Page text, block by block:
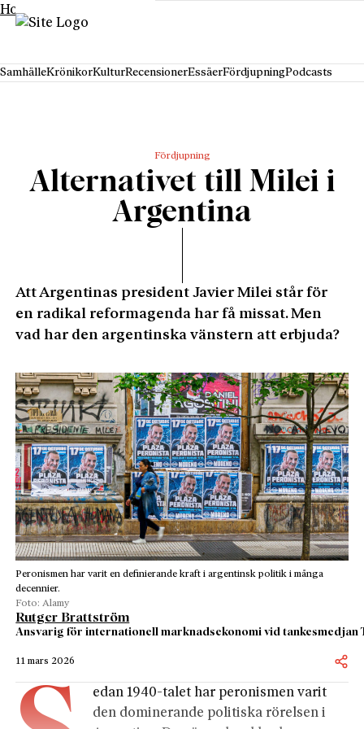
Hoppa till innehåll
SamhälleKrönikorKulturRecensionerEssäerFördjupningPodcasts
Fördjupning
Alternativet till Milei i
Argentina
Att Argentinas president Javier Milei står för
en radikal reformagenda har få missat. Men
vad har den argentinska vänstern att erbjuda?
Peronismen har varit en definierande kraft i argentinsk politik i många
decennier.
Foto: Alamy
Rutger Brattström
Ansvarig för internationell marknadsekonomi vid tankesmedjan
11 mars 2026
edan 1940-talet har peronismen varit
den dominerande politiska rörelsen i